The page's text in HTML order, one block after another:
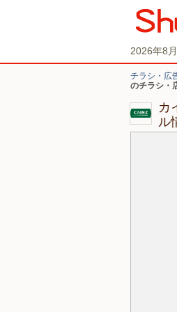
2026年8
チラシ・広
のチラシ・
カ
ル